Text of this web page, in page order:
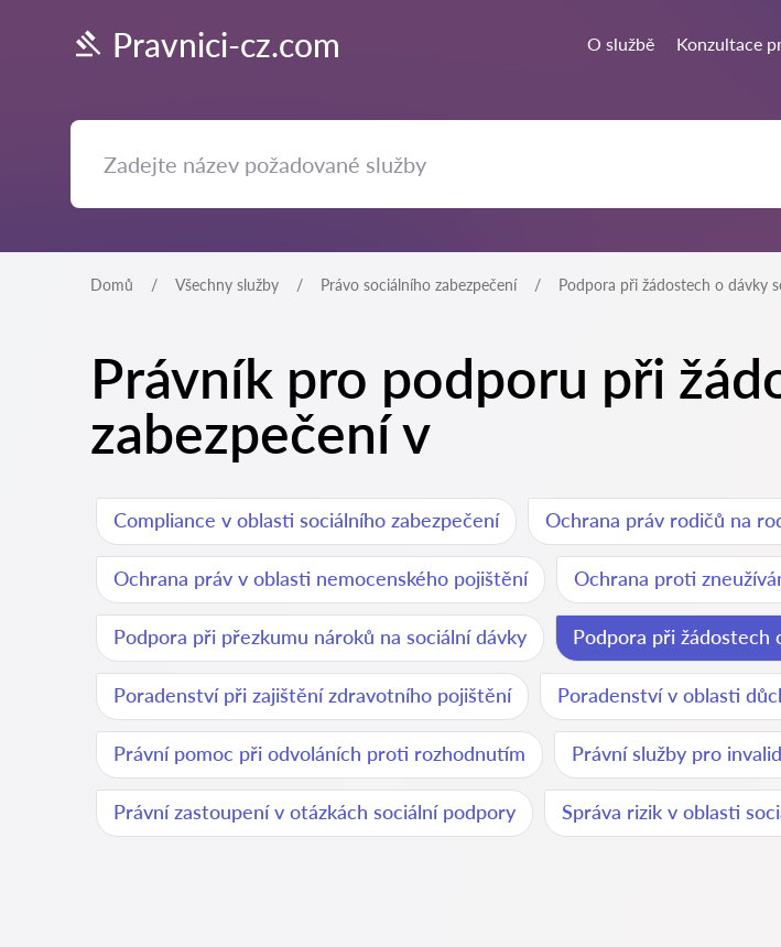
Pravnici-cz.com O službě Konzultace
Domů Všechny služby Právo sociálního zabezpečení Podpora při žádostech o dávky
Právník pro podporu při
zabezpečení v
Compliance v oblasti sociálního zabezpečení Ochrana práv rodičů na
Ochrana práv v oblasti nemocenského pojištění Ochrana proti
Podpora při přezkumu nároků na sociální dávky Podpora při žádostech
Poradenství při zajištění zdravotního pojištění Poradenství v oblasti
Právní pomoc při odvoláních proti rozhodnutím Právní služby pro
Právní zastoupení v otázkách sociální podpory Správa rizik v oblasti